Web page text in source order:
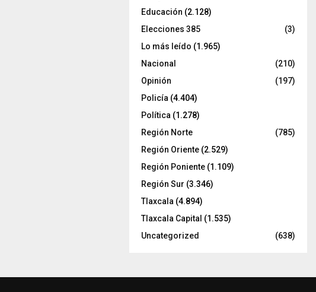
Educación (2.128)
Elecciones 385
(3)
Lo más leído (1.965)
Nacional
(210)
Opinión
(197)
Policía (4.404)
Política (1.278)
Región Norte
(785)
Región Oriente (2.529)
Región Poniente (1.109)
Región Sur (3.346)
Tlaxcala (4.894)
Tlaxcala Capital (1.535)
Uncategorized
(638)